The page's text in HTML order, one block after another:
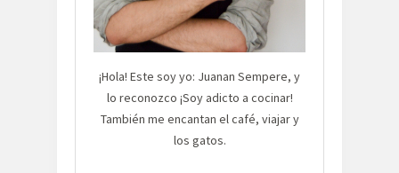
¡Hola! Este soy yo: Juanan Sempere, y
lo reconozco ¡Soy adicto a cocinar!
También me encantan el café, viajar y
los gatos.